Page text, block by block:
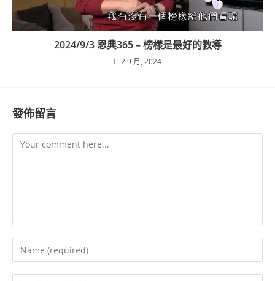
2024/9/3 恩典365 – 榜樣是最好的教導
2 9 月, 2024
發佈留言